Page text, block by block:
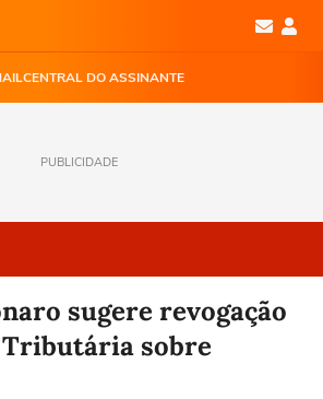
CENTRAL DO ASSINANTE
PUBLICIDADE
sugere revogação
sobre